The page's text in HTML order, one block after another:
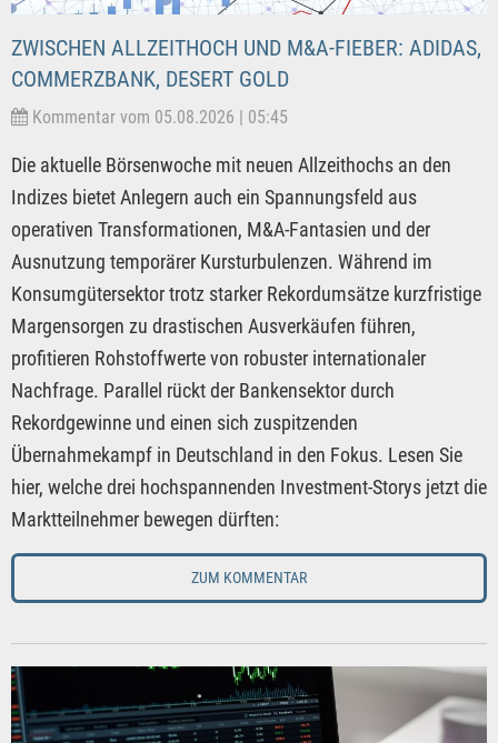
ZWISCHEN ALLZEITHOCH UND M&A-FIEBER: ADIDAS,
COMMERZBANK, DESERT GOLD
Kommentar vom 05.08.2026 | 05:45
Die aktuelle Börsenwoche mit neuen Allzeithochs an den
Indizes bietet Anlegern auch ein Spannungsfeld aus
operativen Transformationen, M&A-Fantasien und der
Ausnutzung temporärer Kursturbulenzen. Während im
Konsumgütersektor trotz starker Rekordumsätze kurzfristige
Margensorgen zu drastischen Ausverkäufen führen,
profitieren Rohstoffwerte von robuster internationaler
Nachfrage. Parallel rückt der Bankensektor durch
Rekordgewinne und einen sich zuspitzenden
Übernahmekampf in Deutschland in den Fokus. Lesen Sie
hier, welche drei hochspannenden Investment-Storys jetzt die
Marktteilnehmer bewegen dürften:
ZUM KOMMENTAR